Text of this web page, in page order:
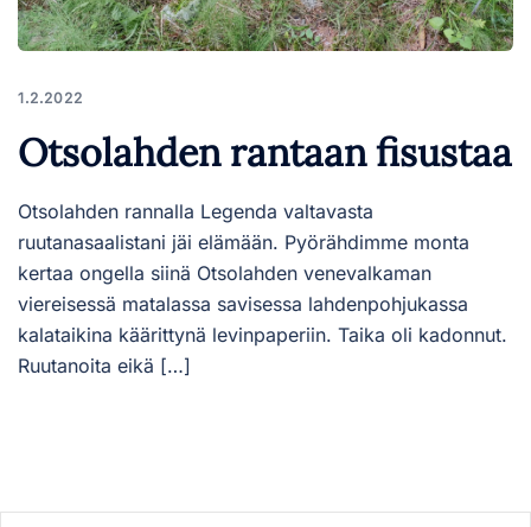
1.2.2022
Otsolahden rantaan fisustaa
Otsolahden rannalla Legenda valtavasta
ruutanasaalistani jäi elämään. Pyörähdimme monta
kertaa ongella siinä Otsolahden venevalkaman
viereisessä matalassa savisessa lahdenpohjukassa
kalataikina käärittynä levinpaperiin. Taika oli kadonnut.
Ruutanoita eikä […]